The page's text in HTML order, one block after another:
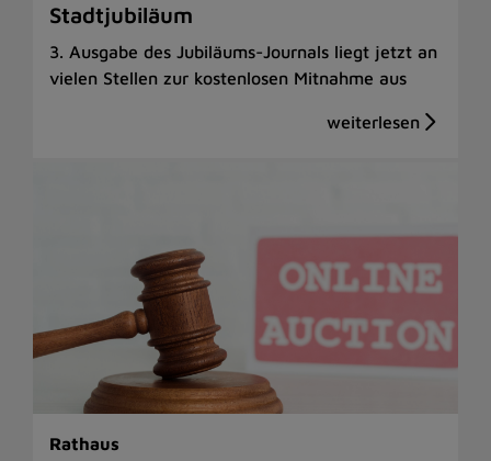
Stadtjubiläum
3. Ausgabe des Jubiläums-Journals liegt jetzt an
vielen Stellen zur kostenlosen Mitnahme aus
Rathaus